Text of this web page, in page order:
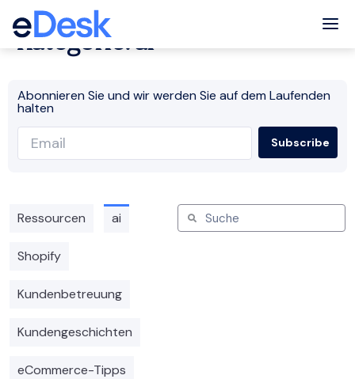
Kategorie: ai
Abonnieren Sie und wir werden Sie auf dem Laufenden
halten
Ressourcen ai
Shopify
Kundenbetreuung
Kundengeschichten
eCommerce-Tipps